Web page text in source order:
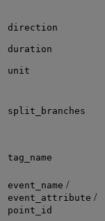
direction
duration
unit
split_branches
tag_name
event_name /
event_attribute /
point_id